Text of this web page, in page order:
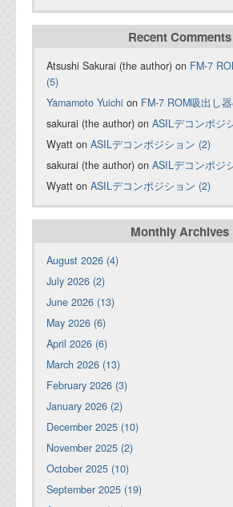
Recent Comments
Atsushi Sakurai (the author) on FM-7
(5)
Yamamoto Yuichi on FM-7 ROM吸出し
sakurai (the author) on ASILデコンポジ
Wyatt on ASILデコンポジション (2)
sakurai (the author) on ASILデコンポジ
Wyatt on ASILデコンポジション (2)
Monthly Archives
August 2026 (4)
July 2026 (2)
June 2026 (13)
May 2026 (6)
April 2026 (6)
March 2026 (13)
February 2026 (3)
January 2026 (2)
December 2025 (10)
November 2025 (2)
October 2025 (10)
September 2025 (19)